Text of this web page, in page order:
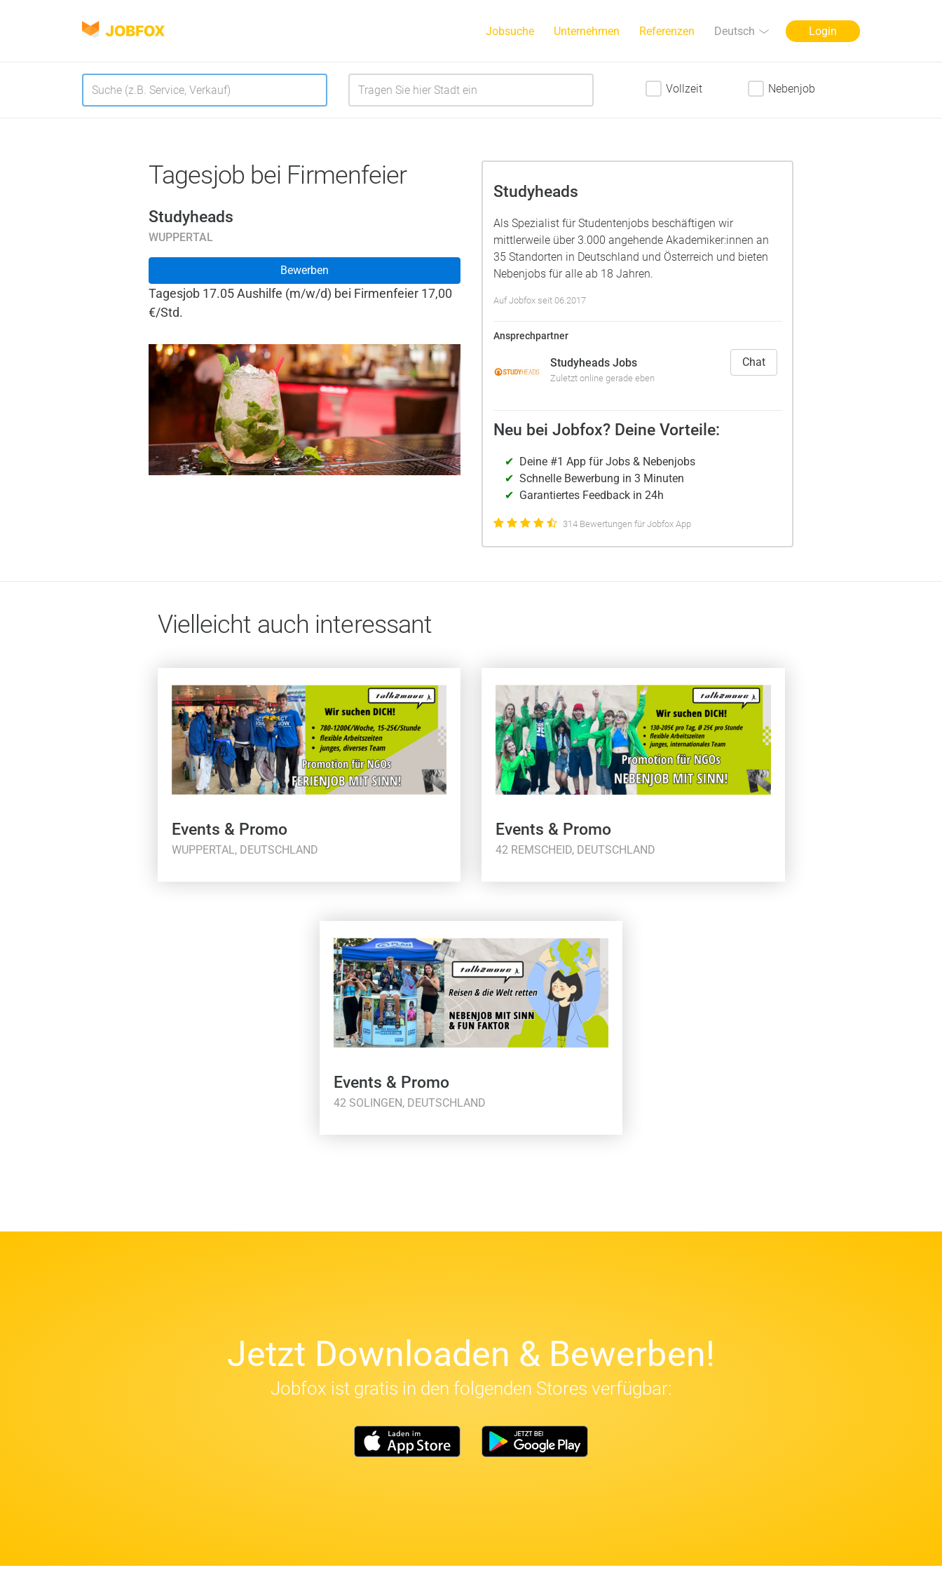
JOBFOX Navigation
Sprache Jobsuche Unternehmen Referenzen Sprache
Deutsch Login
Vollzeit Nebenjob
Tagesjob bei Firmenfeier
Studyheads
WUPPERTAL
Bewerben
Tagesjob 17.05 Aushilfe (m/w/d) bei Firmenfeier 17,00
€/Std.
Studyheads
Als Spezialist für Studentenjobs beschäftigen wir
mittlerweile über 3.000 angehende Akademiker:innen an
35 Standorten in Deutschland und Österreich und bieten
Nebenjobs für alle ab 18 Jahren.
Auf Jobfox seit 06.2017
Ansprechpartner
Studyheads Jobs
Zuletzt online gerade eben
Chat
Neu bei Jobfox? Deine Vorteile:
Deine #1 App für Jobs & Nebenjobs
Schnelle Bewerbung in 3 Minuten
Garantiertes Feedback in 24h
314 Bewertungen für Jobfox App
Vielleicht auch interessant
Events & Promo
WUPPERTAL, DEUTSCHLAND
Events & Promo
42 REMSCHEID, DEUTSCHLAND
Events & Promo
42 SOLINGEN, DEUTSCHLAND
Jetzt Downloaden & Bewerben!
Jobfox ist gratis in den folgenden Stores verfügbar: